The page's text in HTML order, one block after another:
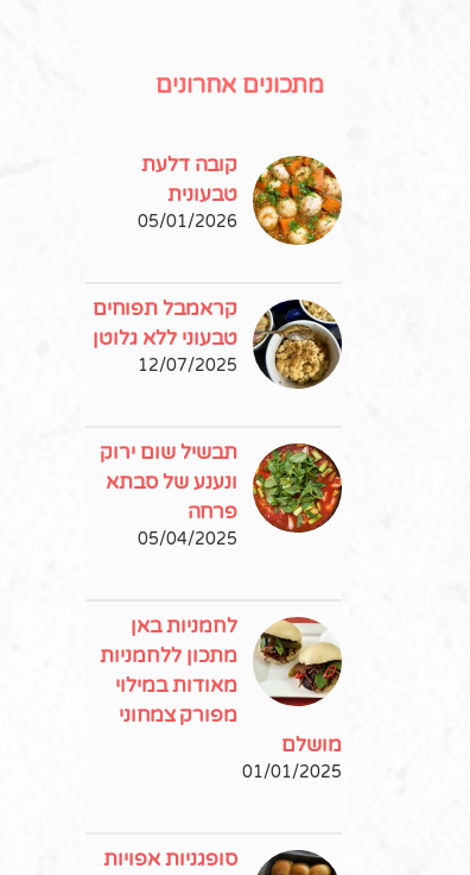
מתכונים אחרונים
קובה דלעת
טבעונית
05/01/2026
קראמבל תפוחים
טבעוני ללא גלוטן
12/07/2025
תבשיל שום ירוק
ונענע של סבתא
פרחה
05/04/2025
לחמניות באן
מתכון ללחמניות
מאודות במילוי
מפורק צמחוני
מושלם
01/01/2025
סופגניות אפויות